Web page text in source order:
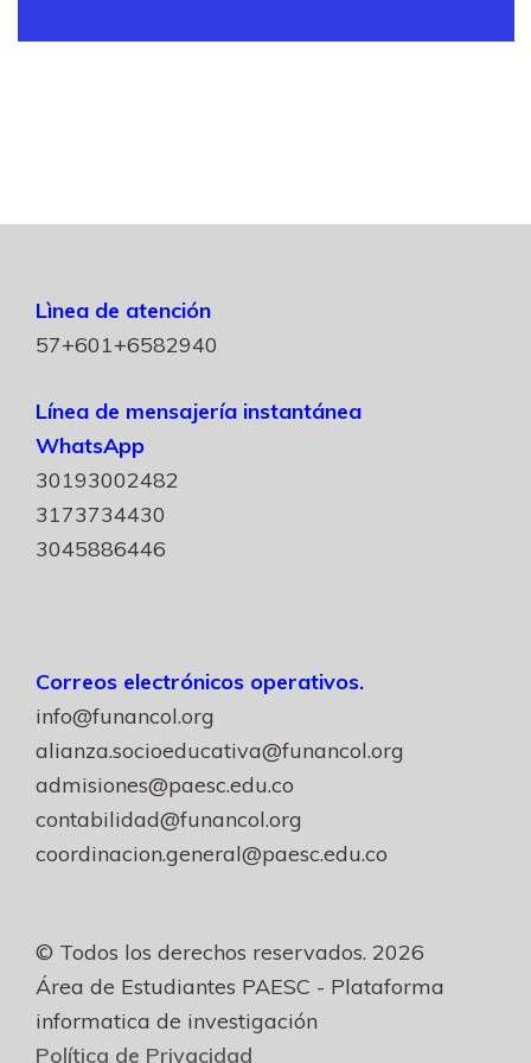
Lìnea de atención
57+601+6582940
Línea de mensajería instantánea
WhatsApp
30193002482
3173734430
3045886446
Correos electrónicos operativos.
info@funancol.org
alianza.socioeducativa@funancol.org
admisiones@paesc.edu.co
contabilidad@funancol.org
coordinacion.general@paesc.edu.co
© Todos los derechos reservados. 2026
Área de Estudiantes PAESC - Plataforma
informatica de investigación
Política de Privacidad